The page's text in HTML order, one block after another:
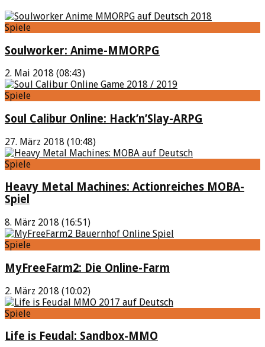
Spiele
Soulworker: Anime-MMORPG
2. Mai 2018 (08:43)
Spiele
Soul Calibur Online: Hack’n’Slay-ARPG
27. März 2018 (10:48)
Spiele
Heavy Metal Machines: Actionreiches MOBA-
Spiel
8. März 2018 (16:51)
Spiele
MyFreeFarm2: Die Online-Farm
2. März 2018 (10:02)
Spiele
Life is Feudal: Sandbox-MMO